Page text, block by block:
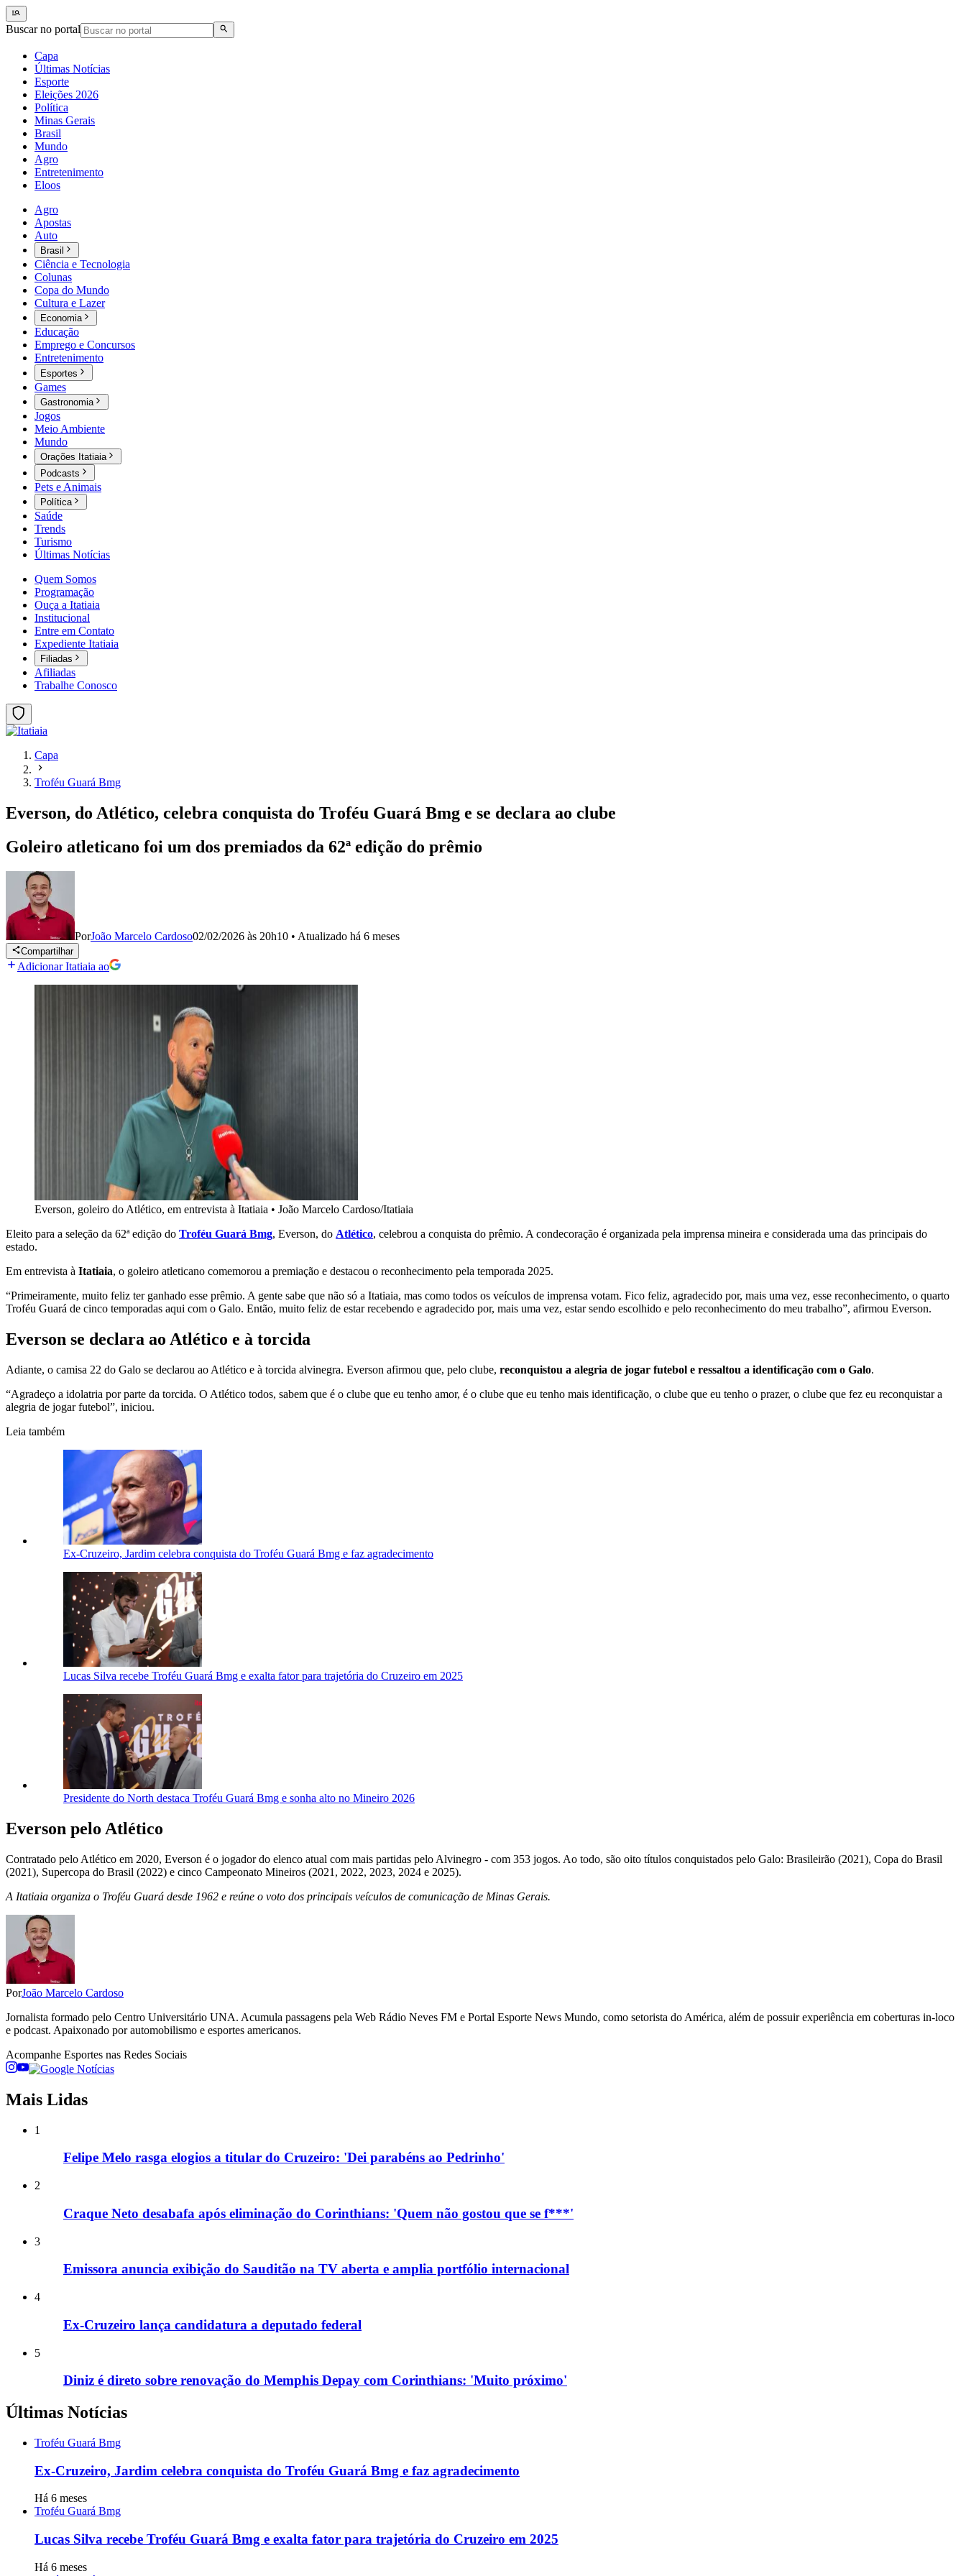
Buscar no portal
Capa
Últimas Notícias
Esporte
Eleições 2026
Política
Minas Gerais
Brasil
Mundo
Agro
Entretenimento
Eloos
Agro
Apostas
Auto
Brasil
Ciência e Tecnologia
Colunas
Copa do Mundo
Cultura e Lazer
Economia
Educação
Emprego e Concursos
Entretenimento
Esportes
Games
Gastronomia
Jogos
Meio Ambiente
Mundo
Orações Itatiaia
Podcasts
Pets e Animais
Política
Saúde
Trends
Turismo
Últimas Notícias
Quem Somos
Programação
Ouça a Itatiaia
Institucional
Entre em Contato
Expediente Itatiaia
Filiadas
Afiliadas
Trabalhe Conosco
Capa
Troféu Guará Bmg
Everson, do Atlético, celebra conquista do Troféu Guará Bmg e se declara ao clube
Goleiro atleticano foi um dos premiados da 62ª edição do prêmio
PorJoão Marcelo Cardoso02/02/2026 às 20h10 • Atualizado há 6 meses
Compartilhar
Adicionar Itatiaia ao
Everson, goleiro do Atlético, em entrevista à Itatiaia • João Marcelo Cardoso/Itatiaia
Eleito para a seleção da 62ª edição do Troféu Guará Bmg, Everson, do Atlético, celebrou a conquista do prêmio. A condecoração é organizada pela imprensa mineira e considerada uma das principais do
estado.
Em entrevista à Itatiaia, o goleiro atleticano comemorou a premiação e destacou o reconhecimento pela temporada 2025.
“Primeiramente, muito feliz ter ganhado esse prêmio. A gente sabe que não só a Itatiaia, mas como todos os veículos de imprensa votam. Fico feliz, agradecido por, mais uma vez, esse reconhecimento, o quarto
Troféu Guará de cinco temporadas aqui com o Galo. Então, muito feliz de estar recebendo e agradecido por, mais uma vez, estar sendo escolhido e pelo reconhecimento do meu trabalho”, afirmou Everson.
Everson se declara ao Atlético e à torcida
Adiante, o camisa 22 do Galo se declarou ao Atlético e à torcida alvinegra. Everson afirmou que, pelo clube, reconquistou a alegria de jogar futebol e ressaltou a identificação com o Galo.
“Agradeço a idolatria por parte da torcida. O Atlético todos, sabem que é o clube que eu tenho amor, é o clube que eu tenho mais identificação, o clube que eu tenho o prazer, o clube que fez eu reconquistar a
alegria de jogar futebol”, iniciou.
Leia também
Ex-Cruzeiro, Jardim celebra conquista do Troféu Guará Bmg e faz agradecimento
Lucas Silva recebe Troféu Guará Bmg e exalta fator para trajetória do Cruzeiro em 2025
Presidente do North destaca Troféu Guará Bmg e sonha alto no Mineiro 2026
Everson pelo Atlético
Contratado pelo Atlético em 2020, Everson é o jogador do elenco atual com mais partidas pelo Alvinegro - com 353 jogos. Ao todo, são oito títulos conquistados pelo Galo: Brasileirão (2021), Copa do Brasil
(2021), Supercopa do Brasil (2022) e cinco Campeonato Mineiros (2021, 2022, 2023, 2024 e 2025).
A Itatiaia organiza o Troféu Guará desde 1962 e reúne o voto dos principais veículos de comunicação de Minas Gerais.
PorJoão Marcelo Cardoso
Jornalista formado pelo Centro Universitário UNA. Acumula passagens pela Web Rádio Neves FM e Portal Esporte News Mundo, como setorista do América, além de possuir experiência em coberturas in-loco
e podcast. Apaixonado por automobilismo e esportes americanos.
Acompanhe Esportes nas Redes Sociais
Mais Lidas
1
Felipe Melo rasga elogios a titular do Cruzeiro: 'Dei parabéns ao Pedrinho'
2
Craque Neto desabafa após eliminação do Corinthians: 'Quem não gostou que se f***'
3
Emissora anuncia exibição do Sauditão na TV aberta e amplia portfólio internacional
4
Ex-Cruzeiro lança candidatura a deputado federal
5
Diniz é direto sobre renovação do Memphis Depay com Corinthians: 'Muito próximo'
Últimas Notícias
Troféu Guará Bmg
Ex-Cruzeiro, Jardim celebra conquista do Troféu Guará Bmg e faz agradecimento
Há 6 meses
Troféu Guará Bmg
Lucas Silva recebe Troféu Guará Bmg e exalta fator para trajetória do Cruzeiro em 2025
Há 6 meses